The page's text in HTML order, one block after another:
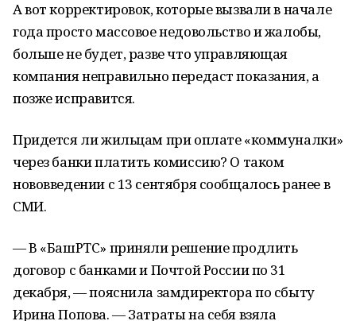
А вот корректировок, которые вызвали в начале
года просто массовое недовольство и жалобы,
больше не будет, разве что управляющая
компания неправильно передаст показания, а
позже исправится.
Придется ли жильцам при оплате «коммуналки»
через банки платить комиссию? О таком
нововведении с 13 сентября сообщалось ранее в
СМИ.
— В «БашРТС» приняли решение продлить
договор с банками и Почтой России по 31
декабря, — пояснила замдиректора по сбыту
Ирина Попова. — Затраты на себя взяла